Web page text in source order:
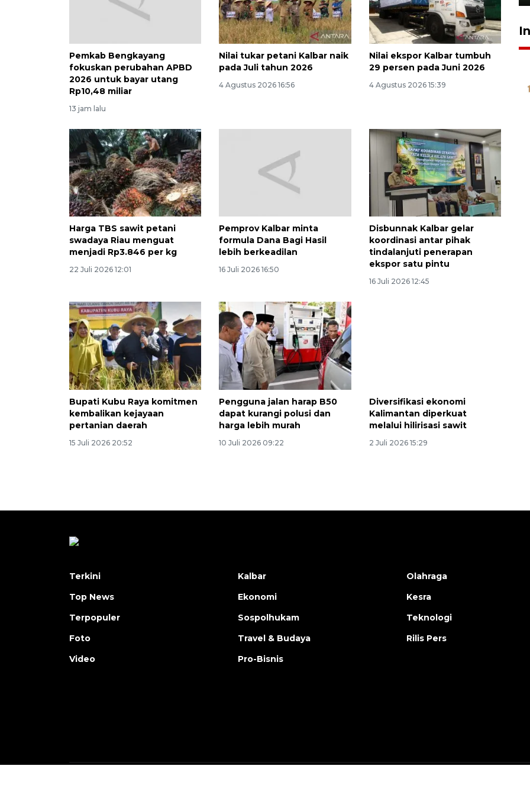
Pemkab Bengkayang
fokuskan perubahan APBD
2026 untuk bayar utang
Rp10,48 miliar
13 jam lalu
Nilai tukar petani Kalbar naik
pada Juli tahun 2026
4 Agustus 2026 16:56
Nilai ekspor Kalbar tumbuh
29 persen pada Juni 2026
4 Agustus 2026 15:39
Harga TBS sawit petani
swadaya Riau menguat
menjadi Rp3.846 per kg
22 Juli 2026 12:01
Pemprov Kalbar minta
formula Dana Bagi Hasil
lebih berkeadilan
16 Juli 2026 16:50
Disbunnak Kalbar gelar
koordinasi antar pihak
tindalanjuti penerapan
ekspor satu pintu
16 Juli 2026 12:45
Bupati Kubu Raya komitmen
kembalikan kejayaan
pertanian daerah
15 Juli 2026 20:52
Pengguna jalan harap B50
dapat kurangi polusi dan
harga lebih murah
10 Juli 2026 09:22
Diversifikasi ekonomi
Kalimantan diperkuat
melalui hilirisasi sawit
2 Juli 2026 15:29
Vaksin HPV untuk siswa laki-
laki
2026-08-06 06:30:00
Terkini
Top News
Terpopuler
Foto
Video
Kalbar
Ekonomi
Sospolhukam
Travel & Budaya
Pro-Bisnis
Olahraga
Kesra
Teknologi
Rilis Pers